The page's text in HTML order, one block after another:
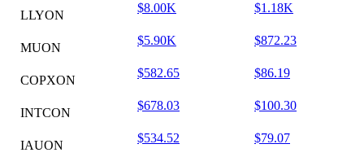
LLYON
$8.00K $1.18K
MUON
$5.90K $872.23
COPXON
$582.65 $86.19
INTCON
$678.03 $100.30
IAUON
$534.52 $79.07